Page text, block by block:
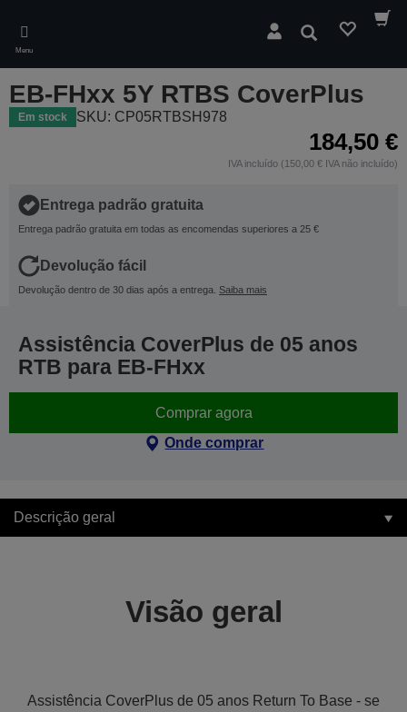
main
content
Menu
Pesquisar
EB-FHxx 5Y RTBS CoverPlus
Em stock SKU: CP05RTBSH978
184,50 €
IVA incluído (150,00 € IVA não incluído)
Entrega padrão gratuita
Entrega padrão gratuita em todas as encomendas superiores a 25 €
Devolução fácil
Devolução dentro de 30 dias após a entrega. Saiba mais
Assistência CoverPlus de 05 anos
RTB para EB-FHxx
Comprar agora
Onde comprar
Descrição geral
Visão geral
Assistência CoverPlus de 05 anos Return To Base - se